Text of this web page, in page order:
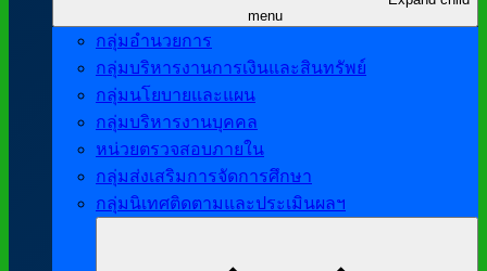
menu
กลุ่มอำนวยการ
กลุ่มบริหารงานการเงินและสินทรัพย์
กลุ่มนโยบายและแผน
กลุ่มบริหารงานบุคคล
หน่วยตรวจสอบภายใน
กลุ่มส่งเสริมการจัดการศึกษา
กลุ่มนิเทศติดตามและประเมินผลฯ